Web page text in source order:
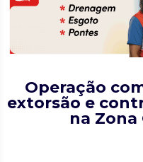
Operação
extorsão e
na Zona